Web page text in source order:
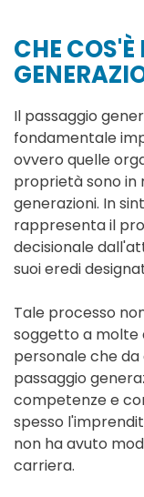
CHE
Il passaggio
fondamentale
ovvero quelle
proprietà sono in
generazioni. In
rappresenta il
decisionale
suoi eredi
Tale processo
soggetto a molte
personale che da
passaggio
competenze e
spesso
non ha avuto
carriera.